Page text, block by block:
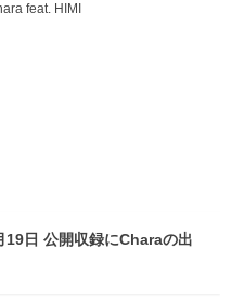
feat. HIMI
日 公開収録にCharaの出